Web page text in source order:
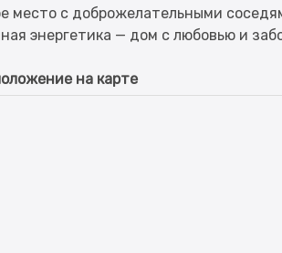
место с доброжелательными
на карте